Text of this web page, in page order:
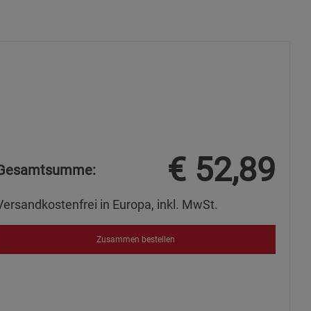
€ 52,89
in Europa, inkl. MwSt.
Zusammen bestellen